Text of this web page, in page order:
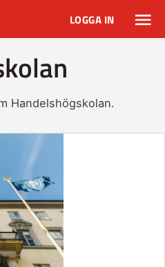
LOGGA IN
Handelshögskolan.